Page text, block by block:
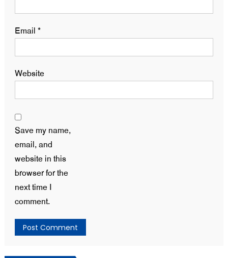
Email *
Website
Save my name,
email, and
website in this
browser for the
next time I
comment.